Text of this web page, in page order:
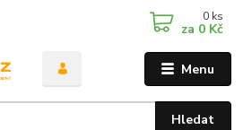
Menu
Hledat
0 ks
za 0 Kč